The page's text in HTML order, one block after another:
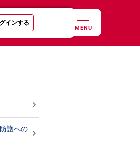
インする
MENU
護への